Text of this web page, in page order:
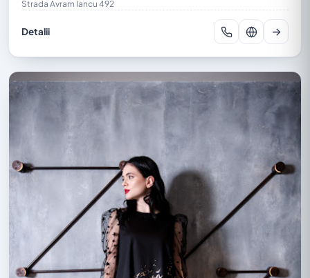
Strada Avram Iancu 492
Detalii